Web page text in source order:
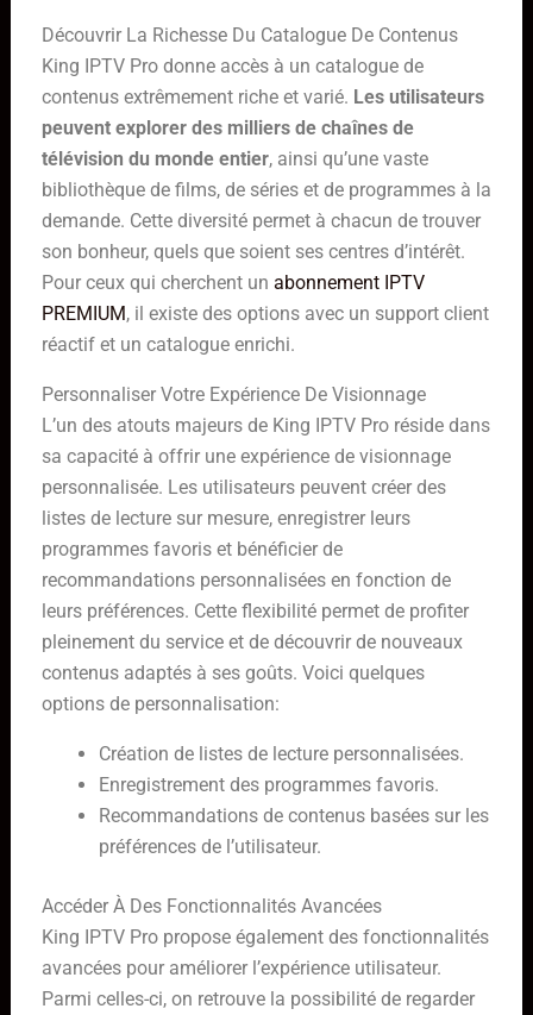
Découvrir La Richesse Du Catalogue De Contenus
King IPTV Pro donne accès à un catalogue de
contenus extrêmement riche et varié. Les utilisateurs
peuvent explorer des milliers de chaînes de
télévision du monde entier, ainsi qu’une vaste
bibliothèque de films, de séries et de programmes à la
demande. Cette diversité permet à chacun de trouver
son bonheur, quels que soient ses centres d’intérêt.
Pour ceux qui cherchent un abonnement IPTV
PREMIUM, il existe des options avec un support client
réactif et un catalogue enrichi.
Personnaliser Votre Expérience De Visionnage
L’un des atouts majeurs de King IPTV Pro réside dans
sa capacité à offrir une expérience de visionnage
personnalisée. Les utilisateurs peuvent créer des
listes de lecture sur mesure, enregistrer leurs
programmes favoris et bénéficier de
recommandations personnalisées en fonction de
leurs préférences. Cette flexibilité permet de profiter
pleinement du service et de découvrir de nouveaux
contenus adaptés à ses goûts. Voici quelques
options de personnalisation:
Création de listes de lecture personnalisées.
Enregistrement des programmes favoris.
Recommandations de contenus basées sur les
préférences de l’utilisateur.
Accéder À Des Fonctionnalités Avancées
King IPTV Pro propose également des fonctionnalités
avancées pour améliorer l’expérience utilisateur.
Parmi celles-ci, on retrouve la possibilité de regarder